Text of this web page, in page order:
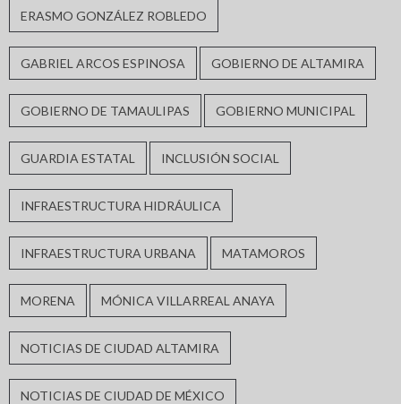
ERASMO GONZÁLEZ ROBLEDO
GABRIEL ARCOS ESPINOSA GOBIERNO DE ALTAMIRA
GOBIERNO DE TAMAULIPAS GOBIERNO MUNICIPAL
GUARDIA ESTATAL INCLUSIÓN SOCIAL
INFRAESTRUCTURA HIDRÁULICA
INFRAESTRUCTURA URBANA MATAMOROS
MORENA MÓNICA VILLARREAL ANAYA
NOTICIAS DE CIUDAD ALTAMIRA
NOTICIAS DE CIUDAD DE MÉXICO